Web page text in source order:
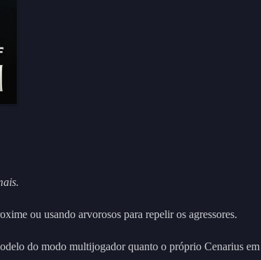
ou usando arvorosos para repelir os agressores.
do modo multijogador quanto o próprio Cenarius